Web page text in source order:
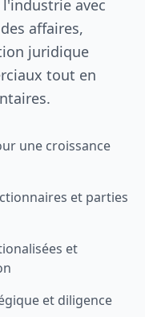
avec
affaires,
juridique
tout en
une croissance
et parties
et
et diligence